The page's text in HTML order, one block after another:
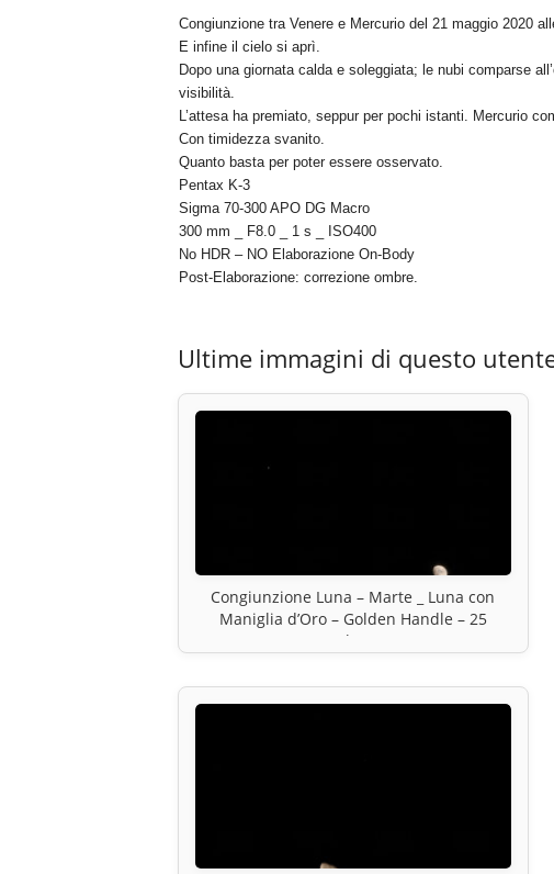
Congiunzione tra Venere e Mercurio del 21 maggio 2020
E infine il cielo si aprì.
Dopo una giornata calda e soleggiata; le nubi comparse
visibilità.
L’attesa ha premiato, seppur per pochi istanti. Mercurio
Con timidezza svanito.
Quanto basta per poter essere osservato.
Pentax K-3
Sigma 70-300 APO DG Macro
300 mm _ F8.0 _ 1 s _ ISO400
No HDR – NO Elaborazione On-Body
Post-Elaborazione: correzione ombre.
Ultime immagini di questo
Congiunzione Luna – Marte _ Luna con
Maniglia d’Oro – Golden Handle – 25
novembre 2020